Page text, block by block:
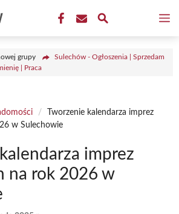
grupy
Sulechów - Ogłoszenia | Sprzedam
| Praca
/
Tworzenie kalendarza imprez
w Sulechowie
imprez
na rok 2026 w